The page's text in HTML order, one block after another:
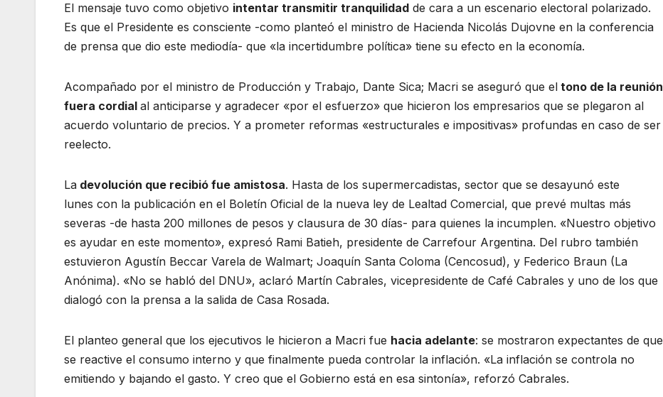
El mensaje tuvo como objetivo intentar transmitir tranquilidad de cara a un escenario electoral polarizado.
Es que el Presidente es consciente -como planteó el ministro de Hacienda Nicolás Dujovne en la conferencia
de prensa que dio este mediodía- que «la incertidumbre política» tiene su efecto en la economía.
Acompañado por el ministro de Producción y Trabajo, Dante Sica; Macri se aseguró que el tono de la reunión
fuera cordial al anticiparse y agradecer «por el esfuerzo» que hicieron los empresarios que se plegaron al
acuerdo voluntario de precios. Y a prometer reformas «estructurales e impositivas» profundas en caso de ser
reelecto.
La devolución que recibió fue amistosa. Hasta de los supermercadistas, sector que se desayunó este
lunes con la publicación en el Boletín Oficial de la nueva ley de Lealtad Comercial, que prevé multas más
severas -de hasta 200 millones de pesos y clausura de 30 días- para quienes la incumplen. «Nuestro objetivo
es ayudar en este momento», expresó Rami Batieh, presidente de Carrefour Argentina. Del rubro también
estuvieron Agustín Beccar Varela de Walmart; Joaquín Santa Coloma (Cencosud), y Federico Braun (La
Anónima). «No se habló del DNU», aclaró Martín Cabrales, vicepresidente de Café Cabrales y uno de los que
dialogó con la prensa a la salida de Casa Rosada.
El planteo general que los ejecutivos le hicieron a Macri fue hacia adelante: se mostraron expectantes de que
se reactive el consumo interno y que finalmente pueda controlar la inflación. «La inflación se controla no
emitiendo y bajando el gasto. Y creo que el Gobierno está en esa sintonía», reforzó Cabrales.